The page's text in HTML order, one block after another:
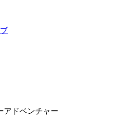
アドベンチャー